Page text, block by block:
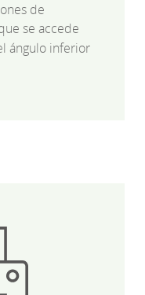
de
se accede
ángulo inferior